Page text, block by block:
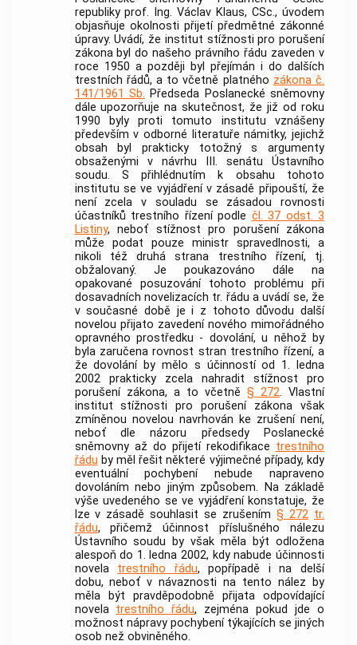
republiky prof. Ing. Václav Klaus, CSc., úvodem
objasňuje okolnosti přijetí předmětné zákonné
úpravy. Uvádí, že institut stížnosti pro porušení
zákona byl do našeho právního řádu zaveden v
roce 1950 a později byl přejímán i do dalších
trestních řádů, a to včetně platného zákona č.
141/1961 Sb. Předseda Poslanecké sněmovny
dále upozorňuje na skutečnost, že již od roku
1990 byly proti tomuto institutu vznášeny
především v odborné literatuře námitky, jejichž
obsah byl prakticky totožný s argumenty
obsaženými v návrhu III. senátu Ústavního
soudu. S přihlédnutím k obsahu tohoto
institutu se ve vyjádření v zásadě připouští, že
není zcela v souladu se zásadou rovnosti
účastníků trestního řízení podle čl. 37 odst. 3
Listiny, neboť stížnost pro porušení zákona
může podat pouze ministr spravedlnosti, a
nikoli též druhá strana trestního řízení, tj.
obžalovaný. Je poukazováno dále na
opakované posuzování tohoto problému při
dosavadních novelizacích tr. řádu a uvádí se, že
v současné době je i z tohoto důvodu další
novelou přijato zavedení nového mimořádného
opravného prostředku - dovolání, u něhož by
byla zaručena rovnost stran trestního řízení, a
že dovolání by mělo s účinností od 1. ledna
2002 prakticky zcela nahradit stížnost pro
porušení zákona, a to včetně § 272. Vlastní
institut stížnosti pro porušení zákona však
zmíněnou novelou navrhován ke zrušení není,
neboť dle názoru předsedy Poslanecké
sněmovny až do přijetí rekodifikace trestního
řádu by měl řešit některé výjimečné případy, kdy
eventuální pochybení nebude napraveno
dovoláním nebo jiným způsobem. Na základě
výše uvedeného se ve vyjádření konstatuje, že
lze v zásadě souhlasit se zrušením§ 272 tr.
řádu, přičemž účinnost příslušného nálezu
Ústavního soudu by však měla být odložena
alespoň do 1. ledna 2002, kdy nabude účinnosti
novela trestního řádu, popřípadě i na delší
dobu, neboť v návaznosti na tento nález by
měla být pravděpodobně přijata odpovídající
novela trestního řádu, zejména pokud jde o
možnost nápravy pochybení týkajících se jiných
osob než obviněného.